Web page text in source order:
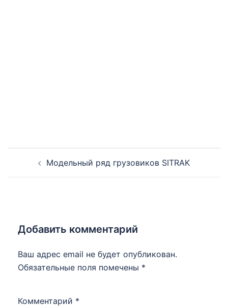
записиМодельный ряд грузовиков SITRAK
Добавить комментарий
Ваш адрес email не будет опубликован.
Обязательные поля помечены *
Комментарий *